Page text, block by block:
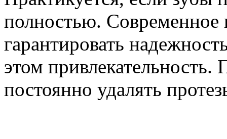
полностью. Современное
гарантировать
этом
постоянно удалять